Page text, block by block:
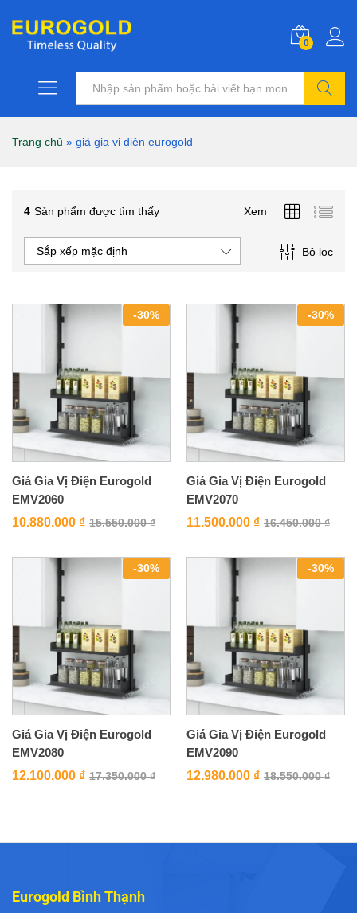
0
Trang chủ » giá gia vị điện eurogold
4 Sản phẩm được tìm thấy Xem
Bộ lọc
Sắp xếp mặc định
-30%
Giá Gia Vị Điện Eurogold
EMV2060
10.880.000 ₫ 15.550.000₫
-30%
Giá Gia Vị Điện Eurogold
EMV2070
11.500.000 ₫ 16.450.000₫
-30%
Giá Gia Vị Điện Eurogold
EMV2080
12.100.000 ₫ 17.350.000₫
-30%
Giá Gia Vị Điện Eurogold
EMV2090
12.980.000 ₫ 18.550.000₫
Eurogold Bình Thạnh